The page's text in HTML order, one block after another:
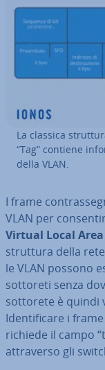
La classica
“Tag” contiene
della VLAN.
I frame
VLAN per
Virtual Local
struttura della rete
le VLAN possono
sottoreti senza
sottorete è quindi
Iden­ti­fi­ca­re i
richiede il campo
at­tra­ver­so gli